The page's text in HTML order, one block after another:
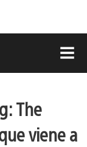
The
viene a